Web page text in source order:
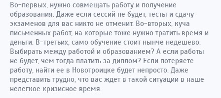
Во-первых, нужно совмещать работу и получение
образования. Даже если сессий не будет, тесты и сдачу
экзаменов для вас никто не отменит. Во-вторых, куча
письменных работ, на которые тоже нужно тратить время и
деньги. В-третьих, само обучение стоит нынче недешево.
Выбирать между работой и образованием? А если работы
не будет, чем тогда платить за диплом? Если потеряете
работу, найти ее в Новотроицке будет непросто. Даже
представить трудно, что вас ждет в такой ситуации в наше
нелегкое кризисное время.